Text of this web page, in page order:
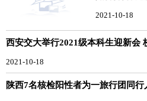
2021-10-18
西安交大举行2021级本科生迎新会
2021-10-18
陕西7名核检阳性者为一旅行团同